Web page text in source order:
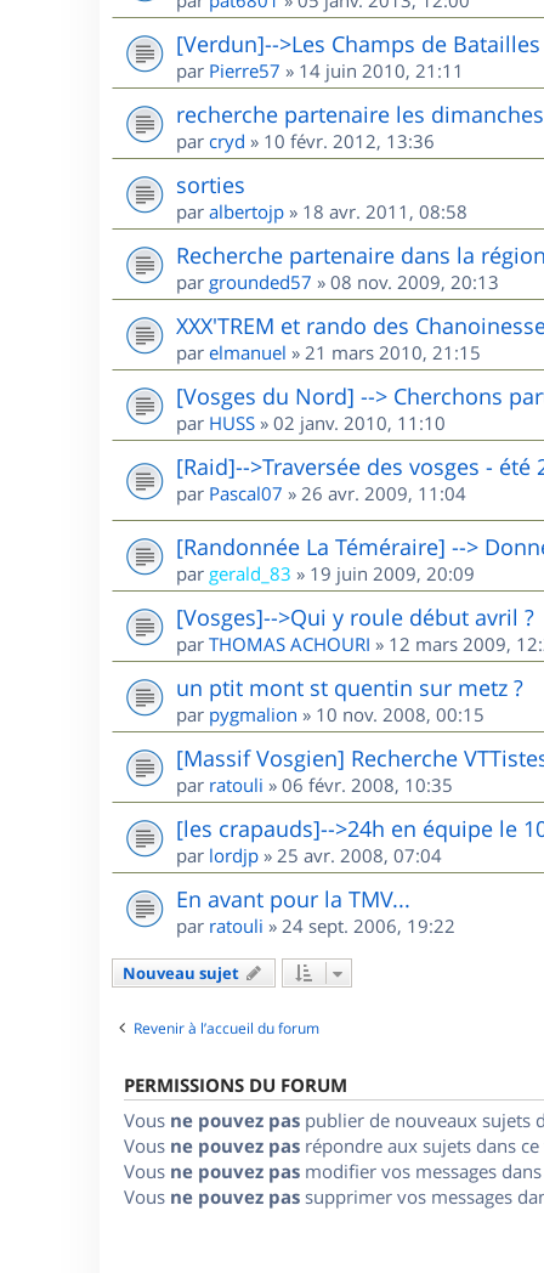
[Verdun]-->Les Champs de Batailles
par Pierre57 » 14 juin 2010, 21:11
recherche partenaire les
par cryd » 10 févr. 2012, 13:36
sorties
par albertojp » 18 avr. 2011, 08:58
Recherche partenaire dans la
par grounded57 » 08 nov. 2009, 20:13
XXX'TREM et rando des
par elmanuel » 21 mars 2010, 21:15
[Vosges du Nord] --> Cherchons
par HUSS » 02 janv. 2010, 11:10
[Raid]-->Traversée des vosges - été
par Pascal07 » 26 avr. 2009, 11:04
[Randonnée La Téméraire] -->
par gerald_83 » 19 juin 2009, 20:09
[Vosges]-->Qui y roule début avril ?
par THOMAS ACHOURI » 12 mars 2009,
un ptit mont st quentin sur metz ?
par pygmalion » 10 nov. 2008, 00:15
[Massif Vosgien] Recherche
par ratouli » 06 févr. 2008, 10:35
[les crapauds]-->24h en équipe le
par lordjp » 25 avr. 2008, 07:04
En avant pour la TMV...
par ratouli » 24 sept. 2006, 19:22
Nouveau sujet
Revenir à l’accueil du forum
PERMISSIONS DU FORUM
Vous ne pouvez pas publier de nouveaux sujets
Vous ne pouvez pas répondre aux sujets dans
Vous ne pouvez pas modifier vos messages
Vous ne pouvez pas supprimer vos messages